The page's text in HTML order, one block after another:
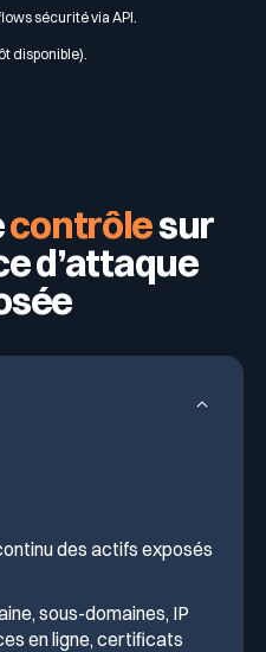
sécurité via API.
disponible).
contrôlesur
d’attaque
des actifs exposés
sous-domaines, IP
en ligne, certificats